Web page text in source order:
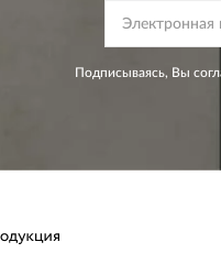
Подписываясь, Вы